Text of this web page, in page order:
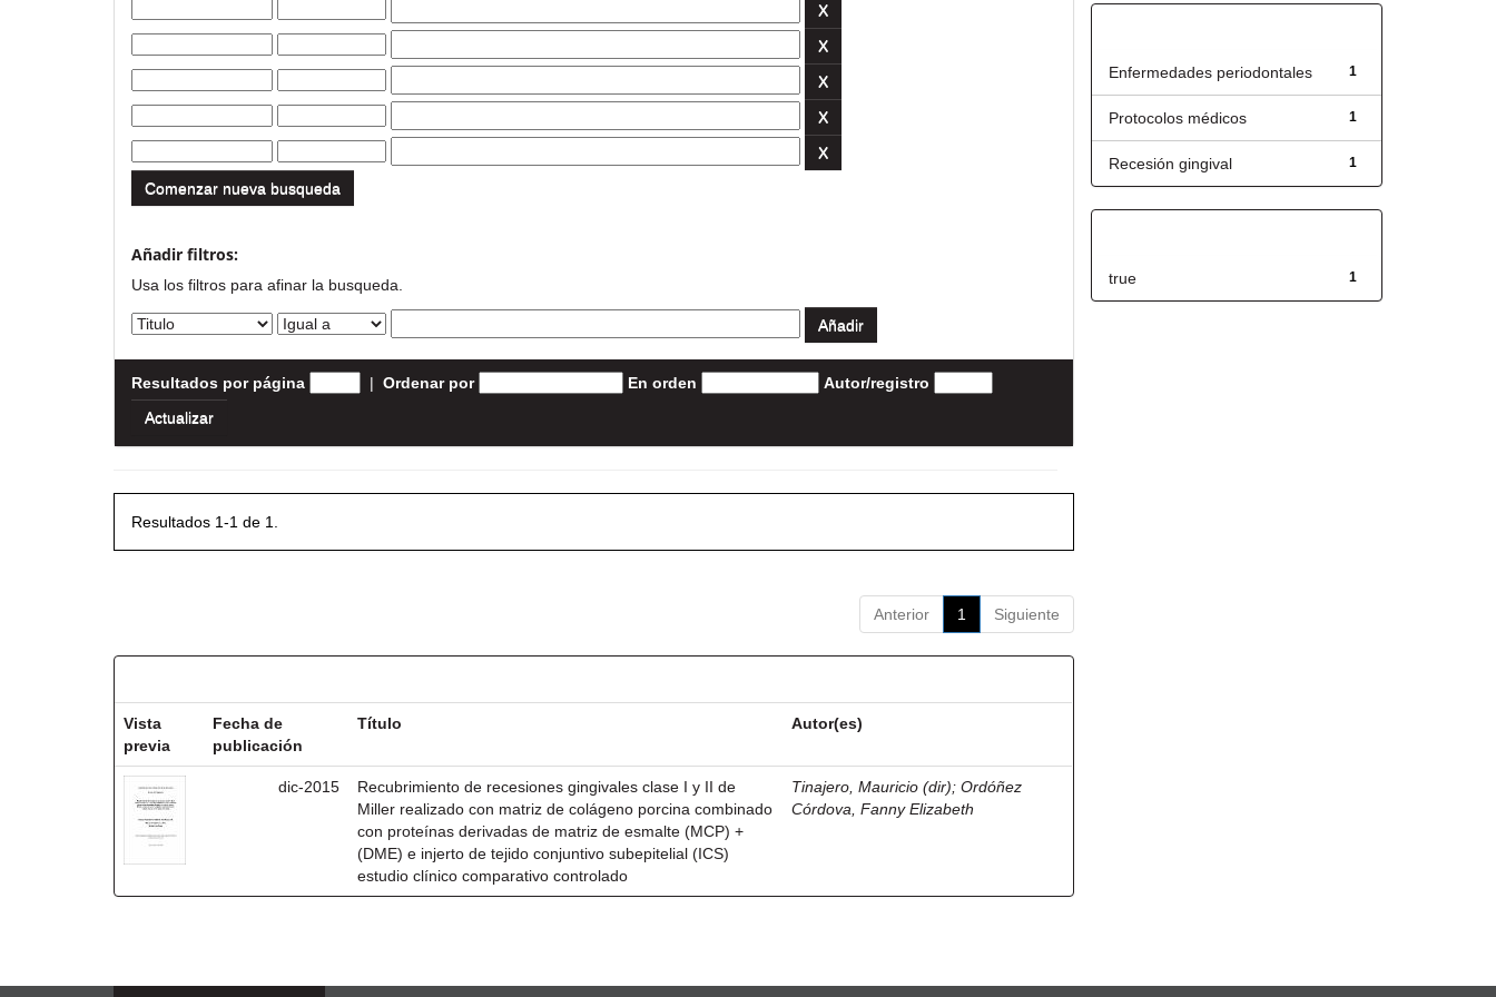
Comenzar nueva busqueda
Añadir filtros:
Usa los filtros para afinar la busqueda.
Resultados por página | Ordenar por En orden Autor/registro
Resultados 1-1 de 1.
Anterior 1 Siguiente
Vista
previa
Fecha de
publicación
Título Autor(es)
dic-2015
Recubrimiento de recesiones gingivales clase I y II de
Miller realizado con matriz de colágeno porcina combinado
con proteínas derivadas de matriz de esmalte (MCP) +
(DME) e injerto de tejido conjuntivo subepitelial (ICS)
estudio clínico comparativo controlado
Tinajero, Mauricio (dir);Ordóñez
Córdova, Fanny Elizabeth
1
Enfermedades periodontales
1
Protocolos médicos
1
Recesión gingival
1
true